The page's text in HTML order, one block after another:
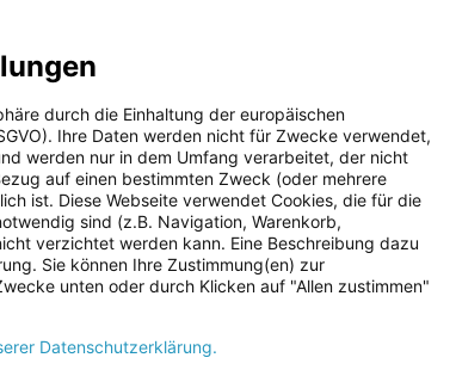
Award 2025 mit Bronze für ihre Ökostrom
ausgezeichnet. Die Kampagne der Energie
somit zu den effektivsten Kampagnen
die unser Haus zum ersten Mal
in Bronze bestätigt den eingeschlagenen
weiterzugehen. Herzliche Gratulation
Karin Strobl und an ihr gesamtes
Studio Sonntag umgesetzt haben“, freut sich
Erfolg.
durch ihre Wirksamkeit: +120 % mehr
Wahrnehmung und höhere
von der Agentur Studio Sonntag, aus
durch die Einhaltung der europäischen
Ihre Daten werden nicht für Zwecke verwendet,
werden nur in dem Umfang verarbeitet, der nicht
auf einen bestimmten Zweck (oder mehrere
ist. Diese Webseite verwendet Cookies, die für die
sind (z.B. Navigation, Warenkorb,
verzichtet werden kann. Eine Beschreibung dazu
Sie können Ihre Zustimmung(en) zur
unten oder durch Klicken auf "Allen zustimmen"
Datenschutzerklärung.